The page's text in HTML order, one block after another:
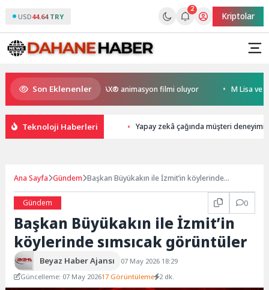
USD44.64 TRY
2
Kriptolar
Son Eklenenler
Kral Türkiye’nin ilk IMAX® animasyon filmi oluyor M Lisa ve
Teknoloji Haberleri Yapay zekâ çağında müşteri
Ana Sayfa Gündem Başkan Büyükakın ile İzmit’in köylerinde
Gündem
0
Başkan Büyükakın ile İzmit’in
köylerinde sımsıcak görüntüler
Beyaz Haber Ajansı
07 May 2026 18:29
Güncelleme: 07 May 202617 Görüntüleme 2 dk.